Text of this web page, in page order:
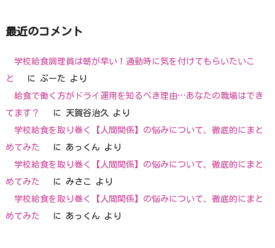
最近のコメント
学校給食調理員は朝が早い！通勤時に気を付けてもらいたいこ
と
に ぷーた より
給食で働く方がドライ運用を知るべき理由…あなたの職場はでき
てます？
に 天賀谷治久 より
学校給食を取り巻く【人間関係】の悩みについて、徹底的にまと
めてみた
に あっくん より
学校給食を取り巻く【人間関係】の悩みについて、徹底的にまと
めてみた
に みさこ
より
学校給食を取り巻く【人間関係】の悩みについて、徹底的にまと
めてみた
に あっくん より